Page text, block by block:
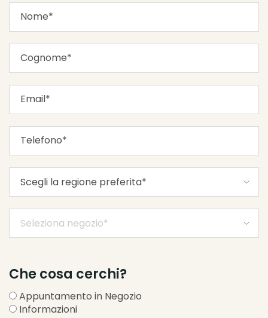
Che cosa cerchi?
Appuntamento in Negozio
Informazioni